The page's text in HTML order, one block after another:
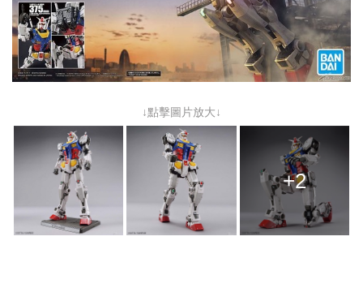
↓點擊圖片放大↓
+2